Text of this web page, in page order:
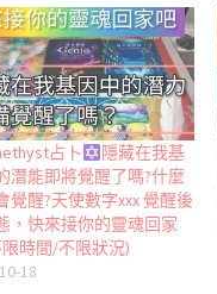
占卜
隱藏在我基
潛能即將覺醒了嗎?什麼
覺醒?天使數字xxx 覺醒後
，快來接你的靈魂回家
限時間/不限狀況)
18